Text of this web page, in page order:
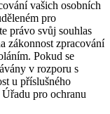
vašich osobních
pro
právo svůj souhlas
zákonnost zpracování
Pokud se
v rozporu s
u příslušného
pro ochranu